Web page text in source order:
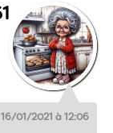
16/01/2021 à 12:06